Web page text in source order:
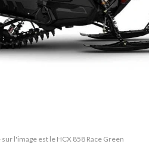
l'image est le HCX 858 Race Green